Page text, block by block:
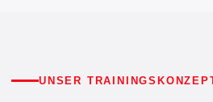
UNSER